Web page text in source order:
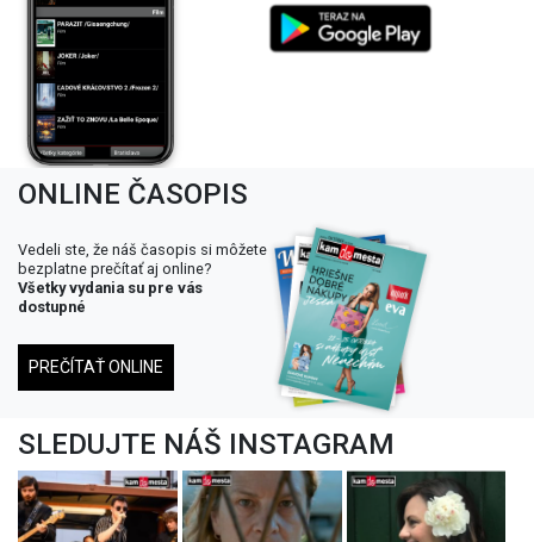
ONLINE ČASOPIS
Vedeli ste, že náš časopis si môžete
bezplatne prečítať aj online?
Všetky vydania su pre vás
dostupné
PREČÍTAŤ ONLINE
SLEDUJTE NÁŠ INSTAGRAM